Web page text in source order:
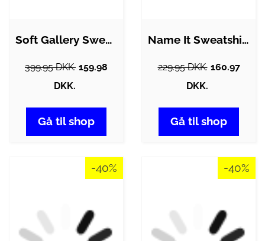
Soft Gallery Sweatshirt - Baptiste -…
399.95 DKK. 159.98
DKK.
Gå til shop
Name It Sweatshirt - NkfAfikim - Hello…
229.95 DKK. 160.97
DKK.
Gå til shop
-40% -40%